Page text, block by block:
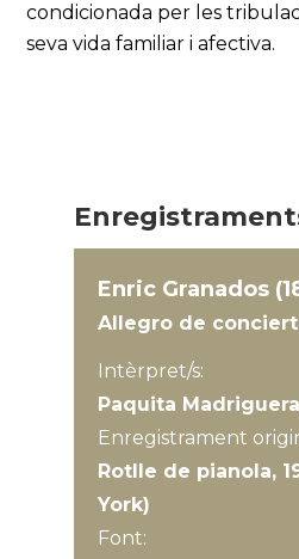
condicionada per les
seva vida familiar i afectiva.
Enric Granados
Allegro de
Intèrpret/s:
Paquita
Enregistrament
Rotlle de pianola,
York)
Font: